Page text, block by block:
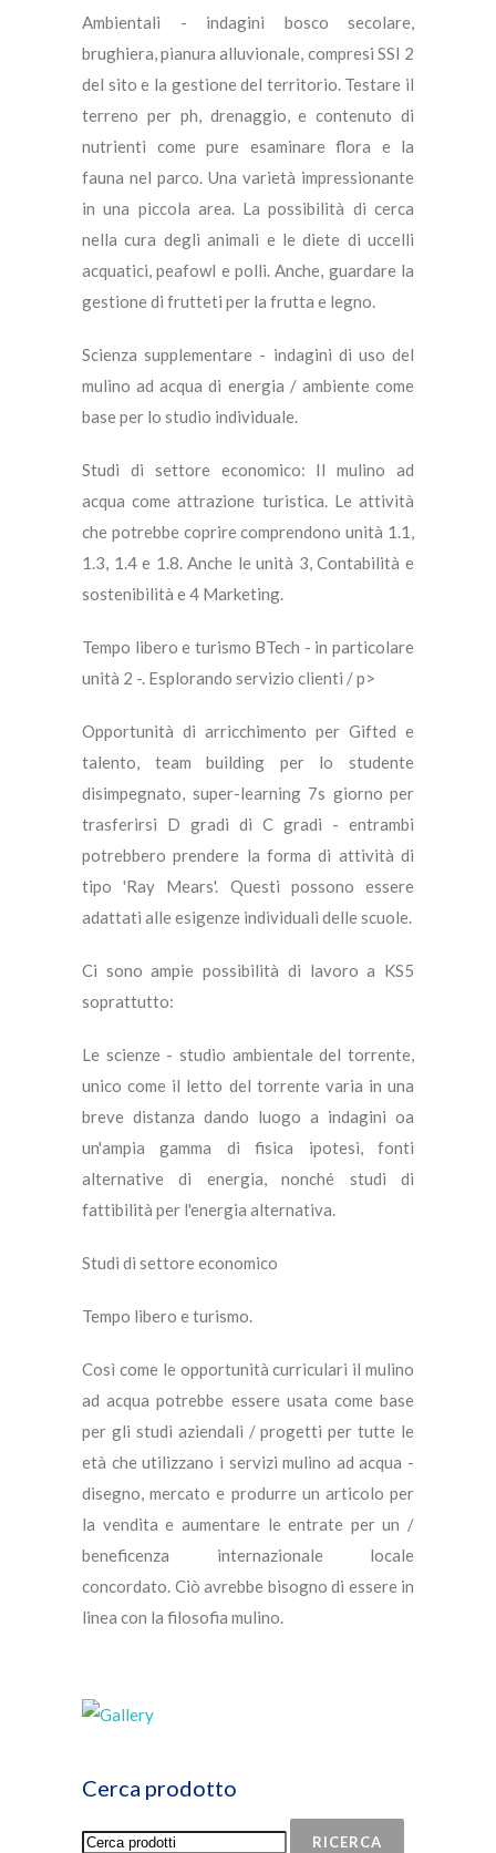
Ambientali - indagini bosco secolare,
brughiera, pianura alluvionale, compresi SSI 2
del sito e la gestione del territorio. Testare il
terreno per ph, drenaggio, e contenuto di
nutrienti come pure esaminare flora e la
fauna nel parco. Una varietà impressionante
in una piccola area. La possibilità di cerca
nella cura degli animali e le diete di uccelli
acquatici, peafowl e polli. Anche, guardare la
gestione di frutteti per la frutta e legno.
Scienza supplementare - indagini di uso del
mulino ad acqua di energia / ambiente come
base per lo studio individuale.
Studi di settore economico: Il mulino ad
acqua come attrazione turistica. Le attività
che potrebbe coprire comprendono unità 1.1,
1.3, 1.4 e 1.8. Anche le unità 3, Contabilità e
sostenibilità e 4 Marketing.
Tempo libero e turismo BTech - in particolare
unità 2 -. Esplorando servizio clienti / p>
Opportunità di arricchimento per Gifted e
talento, team building per lo studente
disimpegnato, super-learning 7s giorno per
trasferirsi D gradi di C gradi - entrambi
potrebbero prendere la forma di attività di
tipo 'Ray Mears'. Questi possono essere
adattati alle esigenze individuali delle scuole.
Ci sono ampie possibilità di lavoro a KS5
soprattutto:
Le scienze - studio ambientale del torrente,
unico come il letto del torrente varia in una
breve distanza dando luogo a indagini oa
un'ampia gamma di fisica ipotesi, fonti
alternative di energia, nonché studi di
fattibilità per l'energia alternativa.
Studi di settore economico
Tempo libero e turismo.
Così come le opportunità curriculari il mulino
ad acqua potrebbe essere usata come base
per gli studi aziendali / progetti per tutte le
età che utilizzano i servizi mulino ad acqua -
disegno, mercato e produrre un articolo per
la vendita e aumentare le entrate per un /
beneficenza internazionale locale
concordato. Ciò avrebbe bisogno di essere in
linea con la filosofia mulino.
Cerca prodotto
RICERCA